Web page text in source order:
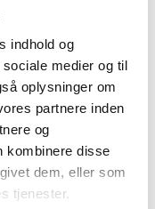
indhold og
medier og til
oplysninger om
partnere inden
og
kombinere disse
dem, eller som
tjenester.
af kendte
spændende
lav pris.